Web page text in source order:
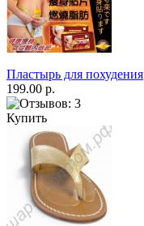
Пластырь для похудения
199.00 р.
Купить